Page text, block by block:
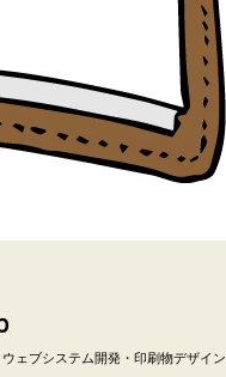
ェブシステム開発・印刷物デザイン